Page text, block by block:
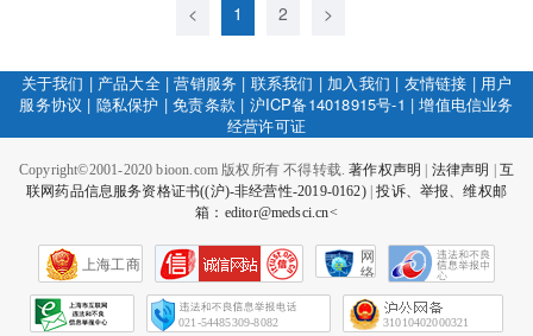
< 1 2 >
关于我们 | 产品大全|营销服务 | 联系我们 | 加入我们 | 友情链接 | 用户
服务协议 | 隐私保护 |免责条款 | 沪ICP备14018915号-1 |增值电信业务
经营许可证
Copyright©2001-2020 bioon.com 版权所有 不得转载.著作权声明 法律声明
互
联网药品信息服务资格证书((沪)-非经营性-2019-0162)|投诉、举报、维权邮
箱：editor@medsci.cn<
上海工商
网
络
会
征
021-54485309-8082 31010402000321